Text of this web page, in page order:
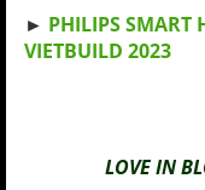
► PHILIPS SMART
VIETBUILD 2023
LOVE IN